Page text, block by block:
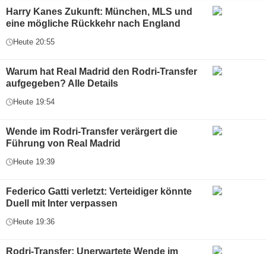
Harry Kanes Zukunft: München, MLS und
eine mögliche Rückkehr nach England
Heute 20:55
Warum hat Real Madrid den Rodri-Transfer
aufgegeben? Alle Details
Heute 19:54
Wende im Rodri-Transfer verärgert die
Führung von Real Madrid
Heute 19:39
Federico Gatti verletzt: Verteidiger könnte
Duell mit Inter verpassen
Heute 19:36
Rodri-Transfer: Unerwartete Wende im